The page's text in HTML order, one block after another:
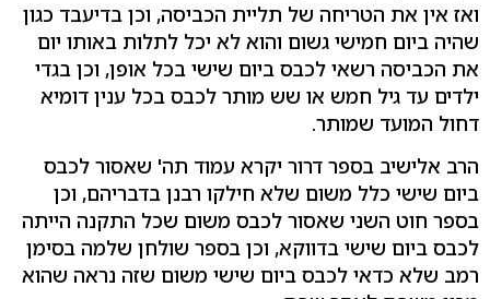
ואז אין את הטריחה של תליית הכביסה, וכן בדיעבד כגון
שהיה ביום חמישי גשום והוא לא יכל לתלות באותו יום
את הכביסה רשאי לכבס ביום שישי בכל אופן, וכן בגדי
ילדים עד גיל חמש או שש מותר לכבס בכל ענין דומיא
דחול המועד שמותר.
הרב אלישיב בספר דרור יקרא עמוד תה' שאסור לכבס
ביום שישי כלל משום שלא חילקו רבנן בדבריהם, וכן
בספר חוט השני שאסור לכבס משום שכל התקנה הייתה
לכבס ביום שישי בדווקא, וכן בספר שולחן שלמה בסימן
רמב שלא כדאי לכבס ביום שישי משום שזה נראה שהוא